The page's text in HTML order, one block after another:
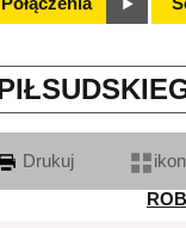
Drukuj